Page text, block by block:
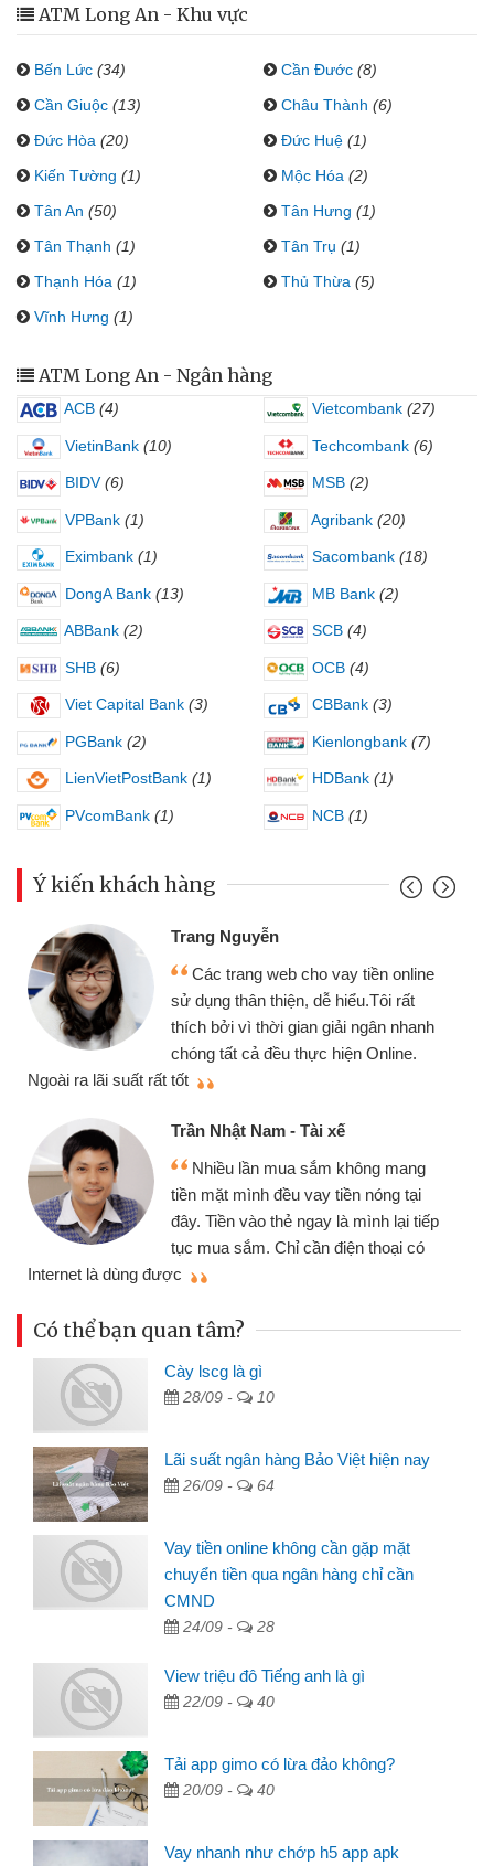
ATM Long An - Khu vực
Bến Lức (34) Cần Đước (8)
Cần Giuộc (13) Châu Thành (6)
Đức Hòa (20) Đức Huệ (1)
Kiến Tường (1) Mộc Hóa (2)
Tân An (50) Tân Hưng (1)
Tân Thạnh (1) Tân Trụ (1)
Thạnh Hóa (1) Thủ Thừa (5)
Vĩnh Hưng (1)
ATM Long An - Ngân hàng
ACB (4) Vietcombank (27)
VietinBank (10) Techcombank (6)
BIDV (6) MSB (2)
VPBank (1) Agribank (20)
Eximbank (1) Sacombank (18)
DongA Bank (13) MB Bank (2)
ABBank (2) SCB (4)
SHB (6) OCB (4)
Viet Capital Bank (3) CBBank (3)
PGBank (2) Kienlongbank (7)
LienVietPostBank (1) HDBank (1)
PVcomBank (1) NCB (1)
Ý kiến khách hàng
Trang Nguyễn
Các trang web cho vay tiền online
sử dụng thân thiện, dễ hiểu.Tôi rất
thích bởi vì thời gian giải ngân nhanh
chóng tất cả đều thực hiện Online.
Ngoài ra lãi suất rất tốt
Trần Nhật Nam - Tài xế
Nhiều lần mua sắm không mang
tiền mặt mình đều vay tiền nóng tại
đây. Tiền vào thẻ ngay là mình lại tiếp
tục mua sắm. Chỉ cần điện thoại có
Internet là dùng được
Có thể bạn quan tâm?
Cày lscg là gì
28/09 - 10
Lãi suất ngân hàng Bảo Việt hiện nay
26/09 - 64
Vay tiền online không cần gặp mặt
chuyển tiền qua ngân hàng chỉ cần
CMND
24/09 - 28
View triệu đô Tiếng anh là gì
22/09 - 40
Tải app gimo có lừa đảo không?
20/09 - 40
Vay nhanh như chớp h5 app apk